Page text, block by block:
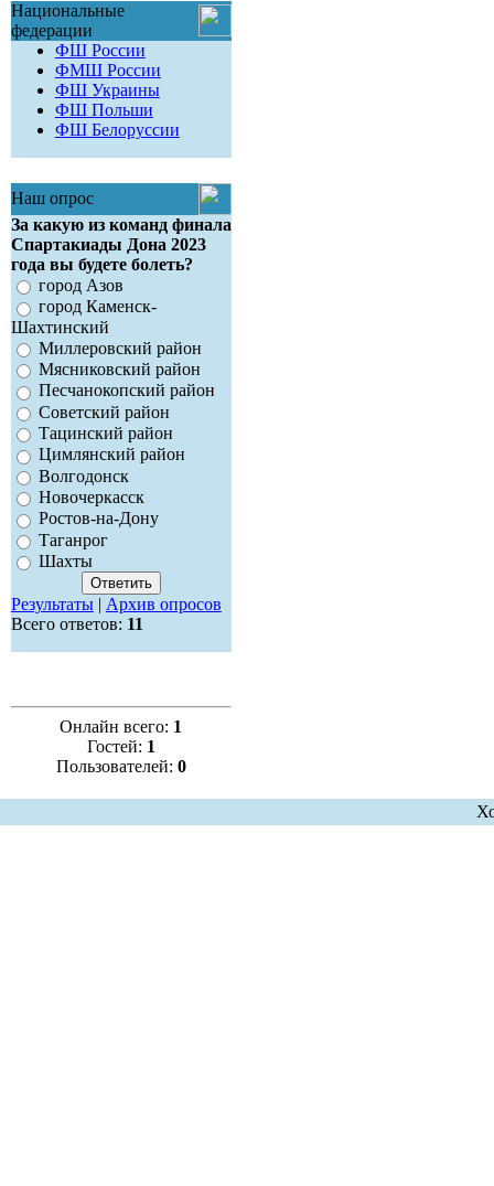
Национальные
федерации
ФШ России
ФМШ России
ФШ Украины
ФШ Польши
ФШ Белоруссии
Наш опрос
За какую из команд финала
Спартакиады Дона 2023
года вы будете болеть?
город Азов
город Каменск-
Шахтинский
Миллеровский район
Мясниковский район
Песчанокопский район
Советский район
Тацинский район
Цимлянский район
Волгодонск
Новочеркасск
Ростов-на-Дону
Таганрог
Шахты
Результаты| Архив опросов
Всего ответов: 11
Онлайн всего: 1
Гостей: 1
Пользователей: 0